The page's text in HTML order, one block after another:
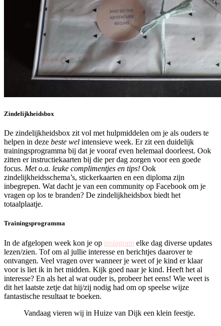
Zindelijkheidsbox
De zindelijkheidsbox zit vol met hulpmiddelen om je als ouders te
helpen in deze beste wel intensieve week. Er zit een duidelijk
trainingsprogramma bij dat je vooraf even helemaal doorleest. Ook
zitten er instructiekaarten bij die per dag zorgen voor een goede
focus. Met o.a. leuke complimentjes en tips! Ook
zindelijkheidsschema’s, stickerkaarten en een diploma zijn
inbegrepen. Wat dacht je van een community op Facebook om je
vragen op los te branden? De zindelijkheidsbox biedt het
totaalplaatje.
Trainingsprogramma
In de afgelopen week kon je op instagram elke dag diverse updates
lezen/zien. Tof om al jullie interesse en berichtjes daarover te
ontvangen. Veel vragen over wanneer je weet of je kind er klaar
voor is liet ik in het midden. Kijk goed naar je kind. Heeft het al
interesse? En als het al wat ouder is, probeer het eens! Wie weet is
dit het laatste zetje dat hij/zij nodig had om op speelse wijze
fantastische resultaat te boeken.
Vandaag vieren wij in Huize van Dijk een klein feestje.